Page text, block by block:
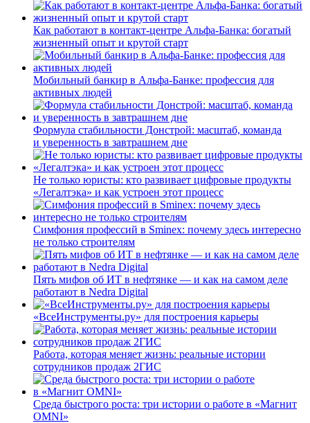
Как работают в контакт-центре Альфа-Банка: богатый
жизненный опыт и крутой старт
Мобильный банкир в Альфа-Банке: профессия для
активных людей
Формула стабильности Донстрой: масштаб, команда
и уверенность в завтрашнем дне
Не только юристы: кто развивает цифровые продукты
«Легалтэка» и как устроен этот процесс
Симфония профессий в Sminex: почему здесь интересно
не только строителям
Пять мифов об ИТ в нефтянке — и как на самом деле
работают в Nedra Digital
«ВсеИнструменты.ру» для построения карьеры
Работа, которая меняет жизнь: реальные истории
сотрудников продаж 2ГИС
Среда быстрого роста: три истории о работе в «Магнит
OMNI»